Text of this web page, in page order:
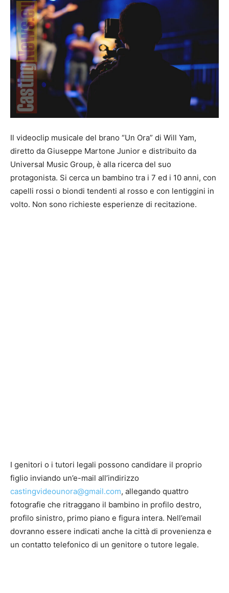
Il videoclip musicale del brano “Un Ora” di Will Yam,
diretto da Giuseppe Martone Junior e distribuito da
Universal Music Group, è alla ricerca del suo
protagonista. Si cerca un bambino tra i 7 ed i 10 anni, con
capelli rossi o biondi tendenti al rosso e con lentiggini in
volto. Non sono richieste esperienze di recitazione.
I genitori o i tutori legali possono candidare il proprio
figlio inviando un’e-mail all’indirizzo
castingvideounora@gmail.com, allegando quattro
fotografie che ritraggano il bambino in profilo destro,
profilo sinistro, primo piano e figura intera. Nell’email
dovranno essere indicati anche la città di provenienza e
un contatto telefonico di un genitore o tutore legale.